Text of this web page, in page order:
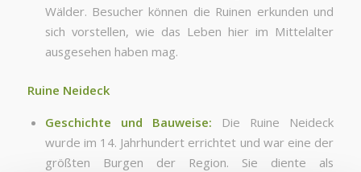
Wälder. Besucher können die Ruinen erkunden und
sich vorstellen, wie das Leben hier im Mittelalter
ausgesehen haben mag.
Ruine Neideck
Geschichte und Bauweise: Die Ruine Neideck
wurde im 14. Jahrhundert errichtet und war eine der
größten Burgen der Region. Sie diente als